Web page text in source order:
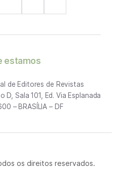
estamos
de Editores de Revistas
D, Sala 101, Ed. Via Esplanada
– BRASÍLIA – DF
os direitos reservados.